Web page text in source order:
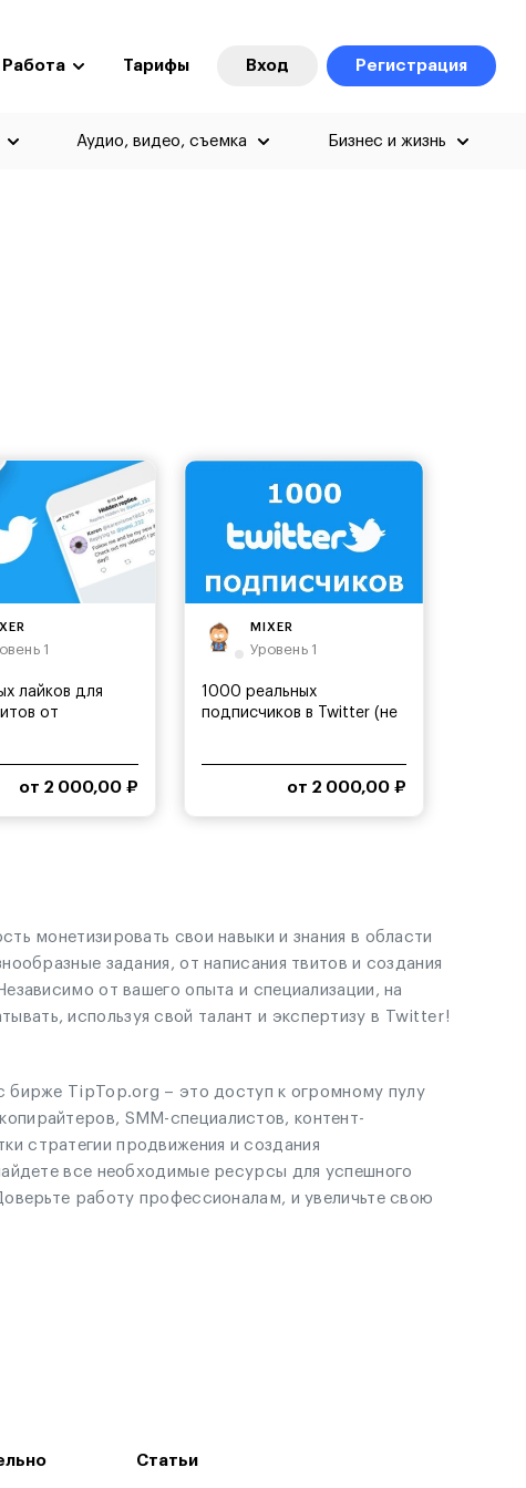
Работа Тарифы Вход Регистрация
Аудио, видео, съемка Бизнес и жизнь
1
лайков для
от
от 2 000,00 ₽
MIXER
Уровень 1
1000 реальных
подписчиков в Twitter (не
от 2 000,00 ₽
монетизировать свои навыки и знания в области
задания, от написания твитов и создания
от вашего опыта и специализации, на
используя свой талант и экспертизу в Twitter!
бирже TipTop.org – это доступ к огромному пулу
SMM-специалистов, контент-
стратегии продвижения и создания
все необходимые ресурсы для успешного
работу профессионалам, и увеличьте свою
Статьи